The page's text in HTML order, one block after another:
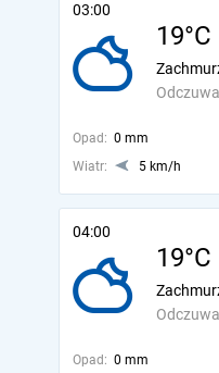
03:00
19°C
Opad: 0 mm
Wiatr:
5 km/h
04:00
19°C
Opad: 0 mm